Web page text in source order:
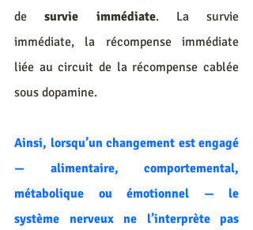
de survie immédiate. La survie
immédiate, la récompense immédiate
liée au circuit de la récompense cablée
sous dopamine.
Ainsi, lorsqu’un changement est engagé
— alimentaire, comportemental,
métabolique ou émotionnel — le
système nerveux ne l’interprète pas